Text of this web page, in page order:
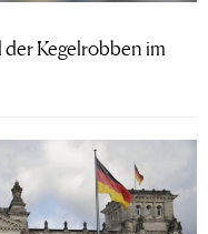
Kegelrobben im